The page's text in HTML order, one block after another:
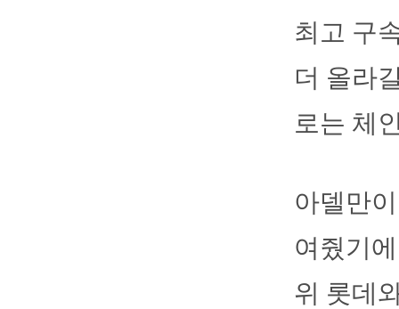
최고 구
더 올라
로는 체
아델만
여줬기
위 롯데